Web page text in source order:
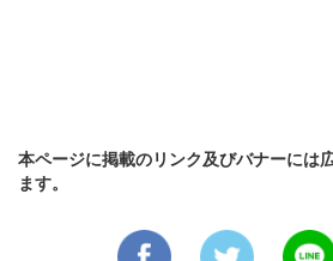
本ページに掲載のリンク及びバナーには
ます。